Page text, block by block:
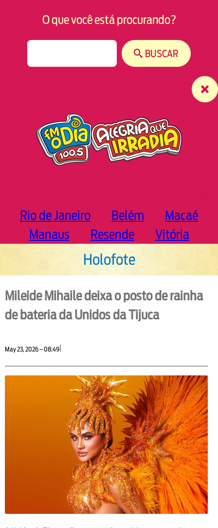
O que você está procurando?
BUSCAR
Rio de Janeiro Belém
Macaé
Manaus
Resende Vitória
Holofote
Mileide Mihaile deixa o posto de rainha
de bateria da Unidos da Tijuca
May 23, 2026 – 08:49